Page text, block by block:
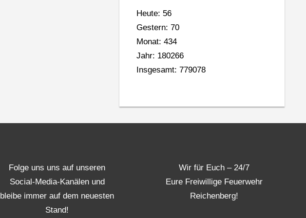
Heute: 56
Gestern: 70
Monat: 434
Jahr: 180266
Insgesamt: 779078
Folge uns uns auf unseren
Social-Media-Kanälen und
bleibe immer auf dem neuesten
Stand!
Wir für Euch – 24/7
Eure Freiwillige Feuerwehr
Reichenberg!